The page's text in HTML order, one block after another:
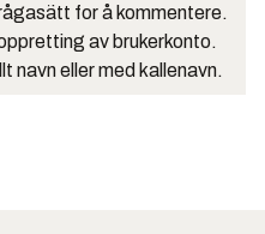
for å kommentere.
av brukerkonto.
navn eller med kallenavn.